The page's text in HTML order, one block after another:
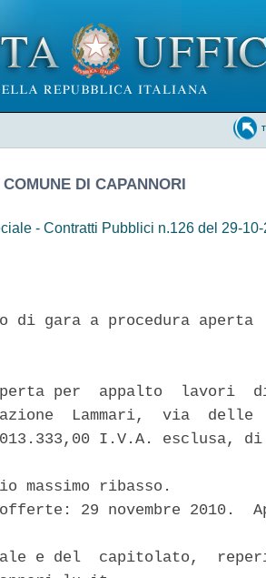
COMUNE DI CAPANNORI
- Contratti Pubblici n.126 del 29-
di gara a procedura aperta
per  appalto  lavori
Lammari,  via
I.V.A. esclusa,
massimo ribasso.
29 novembre 2010.
e del  capitolato,